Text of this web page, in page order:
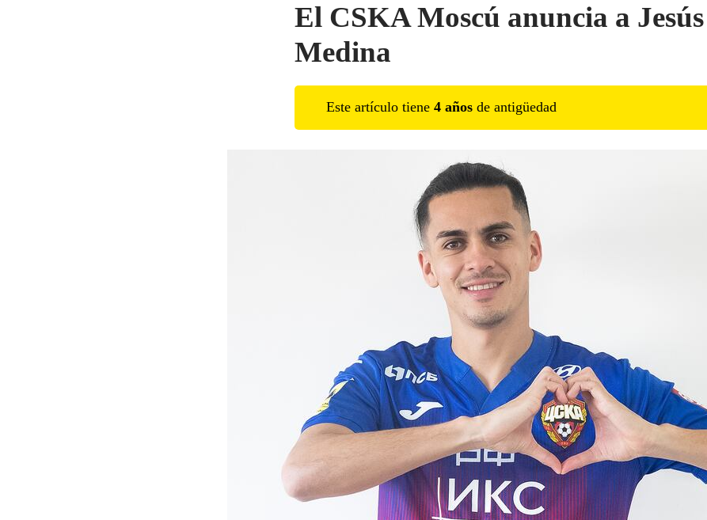
El CSKA Moscú anuncia a Jesús
Medina
Este artículo tiene 4 años de antigüedad